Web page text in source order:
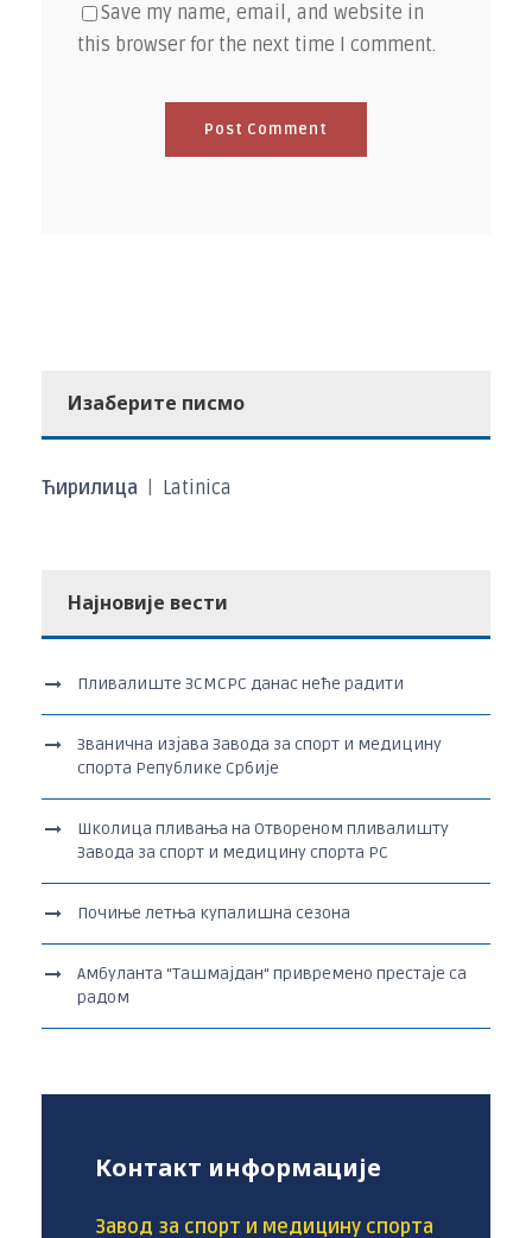
Save my name, email, and website in
this browser for the next time I comment.
Изаберите писмо
Ћирилица Latinica
Најновије вести
Пливалиште ЗСМСРС данас неће радити
Званична изјава Завода за спорт и медицину
спорта Републике Србије
Школица пливања на Отвореном пливалишту
Завода за спорт и медицину спорта РС
Почиње летња купалишна сезона
Амбуланта “Ташмајдан“ привремено престаје са
радом
Контакт информације
Завод за спорт и медицину спорта